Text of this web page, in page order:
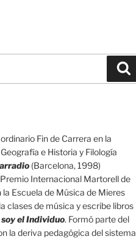
Fin de Carrera en la
e Historia y Filología
(Barcelona, 1998)
Internacional Martorell de
Escuela de Música de Mieres
clases de música y escribe libros
soy el Individuo. Formó parte del
la deriva pedagógica del sistema